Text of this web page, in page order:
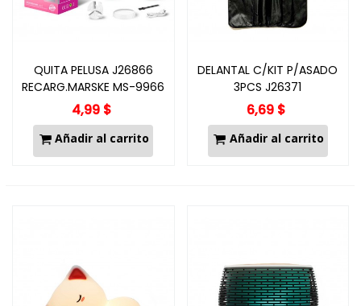
QUITA PELUSA J26866
RECARG.MARSKE MS-9966
4,99 $
Añadir al carrito
DELANTAL C/KIT P/ASADO
3PCS J26371
6,69 $
Añadir al carrito